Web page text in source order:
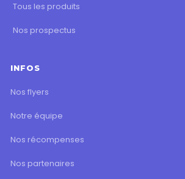
Tous les produits
Nos prospectus
INFOS
Nos flyers
Notre équipe
Nos récompenses
Nos partenaires